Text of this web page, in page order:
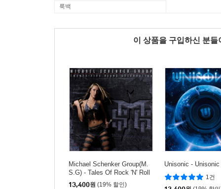
룩백
이 상품을 구입하신 분
Michael Schenker Group(M.
S.G) - Tales Of Rock 'N' Roll
13,400원 (19% 할인)
Unisonic - Unisonic
1건